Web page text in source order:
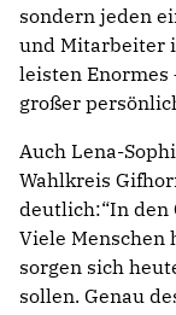
sondern jeden
und Mitarbeiter
leisten
großer
Auch Lena-
Wahlkreis
deutlich:“In den
Viele Menschen
sorgen sich
sollen. Genau